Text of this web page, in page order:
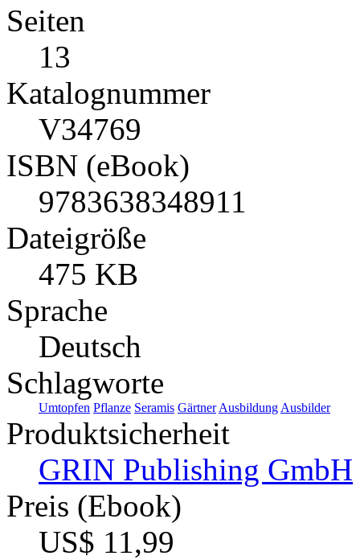
Seiten
13
Katalognummer
V34769
ISBN (eBook)
9783638348911
Dateigröße
475 KB
Sprache
Deutsch
Schlagworte
Umtopfen Pflanze Seramis Gärtner Ausbildung Ausbilder
Produktsicherheit
GRIN Publishing GmbH
Preis (Ebook)
US$ 11,99